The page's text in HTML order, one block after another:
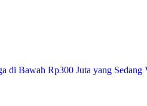
di Bawah Rp300 Juta yang Sedang